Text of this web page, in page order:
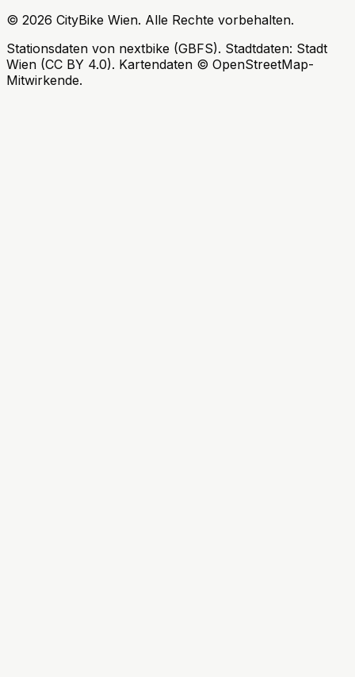
© 2026 CityBike Wien. Alle Rechte vorbehalten.
Stationsdaten von nextbike (GBFS). Stadtdaten: Stadt
Wien (CC BY 4.0). Kartendaten © OpenStreetMap-
Mitwirkende.